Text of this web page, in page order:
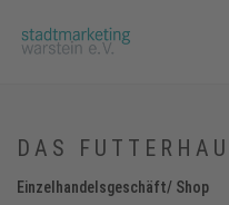
DAS
Einzelhandelsgeschäft/ Shop